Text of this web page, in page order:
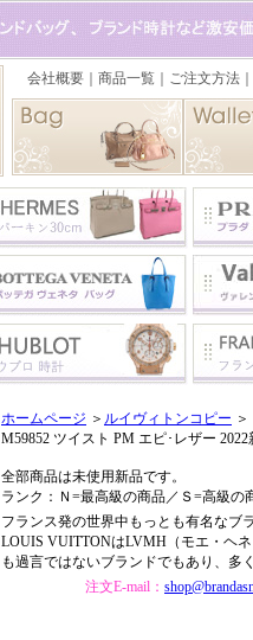
ホームページ ＞ ルイヴィトンコピー ＞
M59852 ツイスト PM エピ･レザー 2022
全部商品は未使用新品です。
ランク：Ｎ=最高級の商品／Ｓ=高級の
フランス発の世界中もっとも有名なブ
LOUIS VUITTONはLVMH（モエ・ヘ
も過言ではないブランドでもあり、多
注文E-mail：